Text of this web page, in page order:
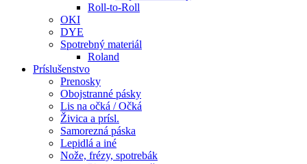
Roll-to-Roll
OKI
DYE
Spotrebný materiál
Roland
Príslušenstvo
Prenosky
Obojstranné pásky
Lis na očká / Očká
Živica a prísl.
Samorezná páska
Lepidlá a iné
Nože, frézy, spotrebák